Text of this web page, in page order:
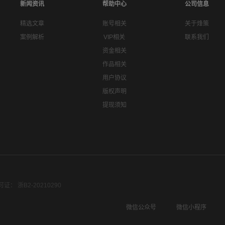
新闻资讯
精选文章
案例解析
帮助中心
账号相关
VIP相关
资金相关
作品相关
用户协议
版权声明
提现须知
公司信息
关于烽策
联系我们
证： 浙B2-20210290
微信公众号
微信小程序